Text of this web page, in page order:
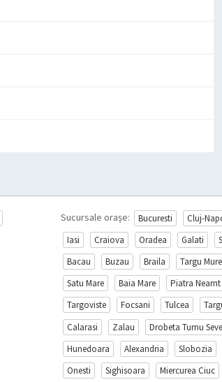
Sucursale orașe: Bucuresti Cluj-
Iasi
Craiova Oradea Galati
Bacau
Buzau Braila Targu
Satu Mare
Baia Mare Piatra Neamt
Targoviste
Focsani Tulcea
Calarasi
Zalau Drobeta Turnu
Hunedoara
Alexandria Slobozia
Onesti
Sighisoara Miercurea Ciuc